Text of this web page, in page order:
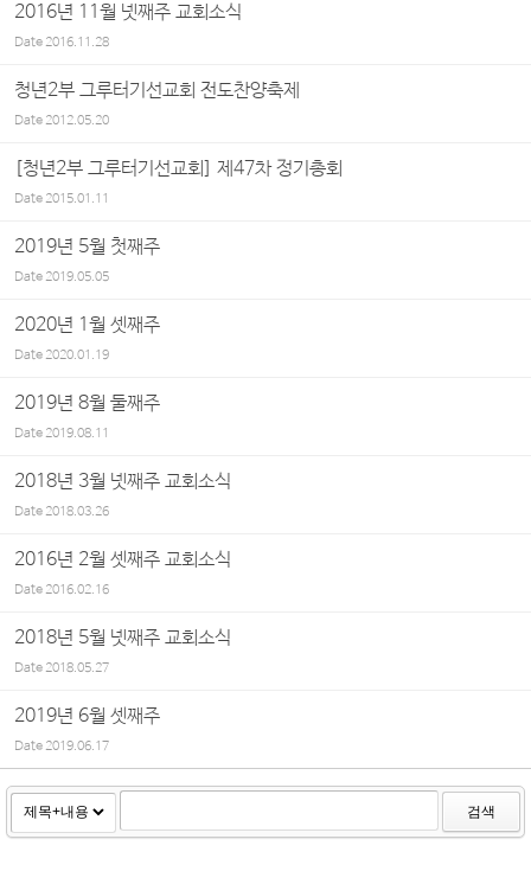
2016년 11월 넷째주 교회소식
Date2016.11.28
청년2부 그루터기선교회 전도찬양축제
Date2012.05.20
[청년2부 그루터기선교회] 제47차 정기총회
Date2015.01.11
2019년 5월 첫째주
Date2019.05.05
2020년 1월 셋째주
Date2020.01.19
2019년 8월 둘째주
Date2019.08.11
2018년 3월 넷째주 교회소식
Date2018.03.26
2016년 2월 셋째주 교회소식
Date2016.02.16
2018년 5월 넷째주 교회소식
Date2018.05.27
2019년 6월 셋째주
Date2019.06.17
검색